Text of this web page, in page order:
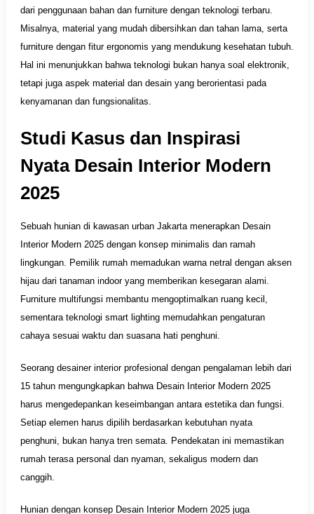
dari penggunaan bahan dan furniture dengan teknologi terbaru.
Misalnya, material yang mudah dibersihkan dan tahan lama, serta
furniture dengan fitur ergonomis yang mendukung kesehatan tubuh.
Hal ini menunjukkan bahwa teknologi bukan hanya soal elektronik,
tetapi juga aspek material dan desain yang berorientasi pada
kenyamanan dan fungsionalitas.
Studi Kasus dan Inspirasi
Nyata Desain Interior Modern
2025
Sebuah hunian di kawasan urban Jakarta menerapkan Desain
Interior Modern 2025 dengan konsep minimalis dan ramah
lingkungan. Pemilik rumah memadukan warna netral dengan aksen
hijau dari tanaman indoor yang memberikan kesegaran alami.
Furniture multifungsi membantu mengoptimalkan ruang kecil,
sementara teknologi smart lighting memudahkan pengaturan
cahaya sesuai waktu dan suasana hati penghuni.
Seorang desainer interior profesional dengan pengalaman lebih dari
15 tahun mengungkapkan bahwa Desain Interior Modern 2025
harus mengedepankan keseimbangan antara estetika dan fungsi.
Setiap elemen harus dipilih berdasarkan kebutuhan nyata
penghuni, bukan hanya tren semata. Pendekatan ini memastikan
rumah terasa personal dan nyaman, sekaligus modern dan
canggih.
Hunian dengan konsep Desain Interior Modern 2025 juga